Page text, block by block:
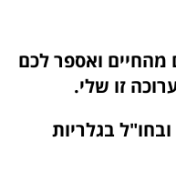
מהחיים ואספר לכם
זו שלי.
בגלריות